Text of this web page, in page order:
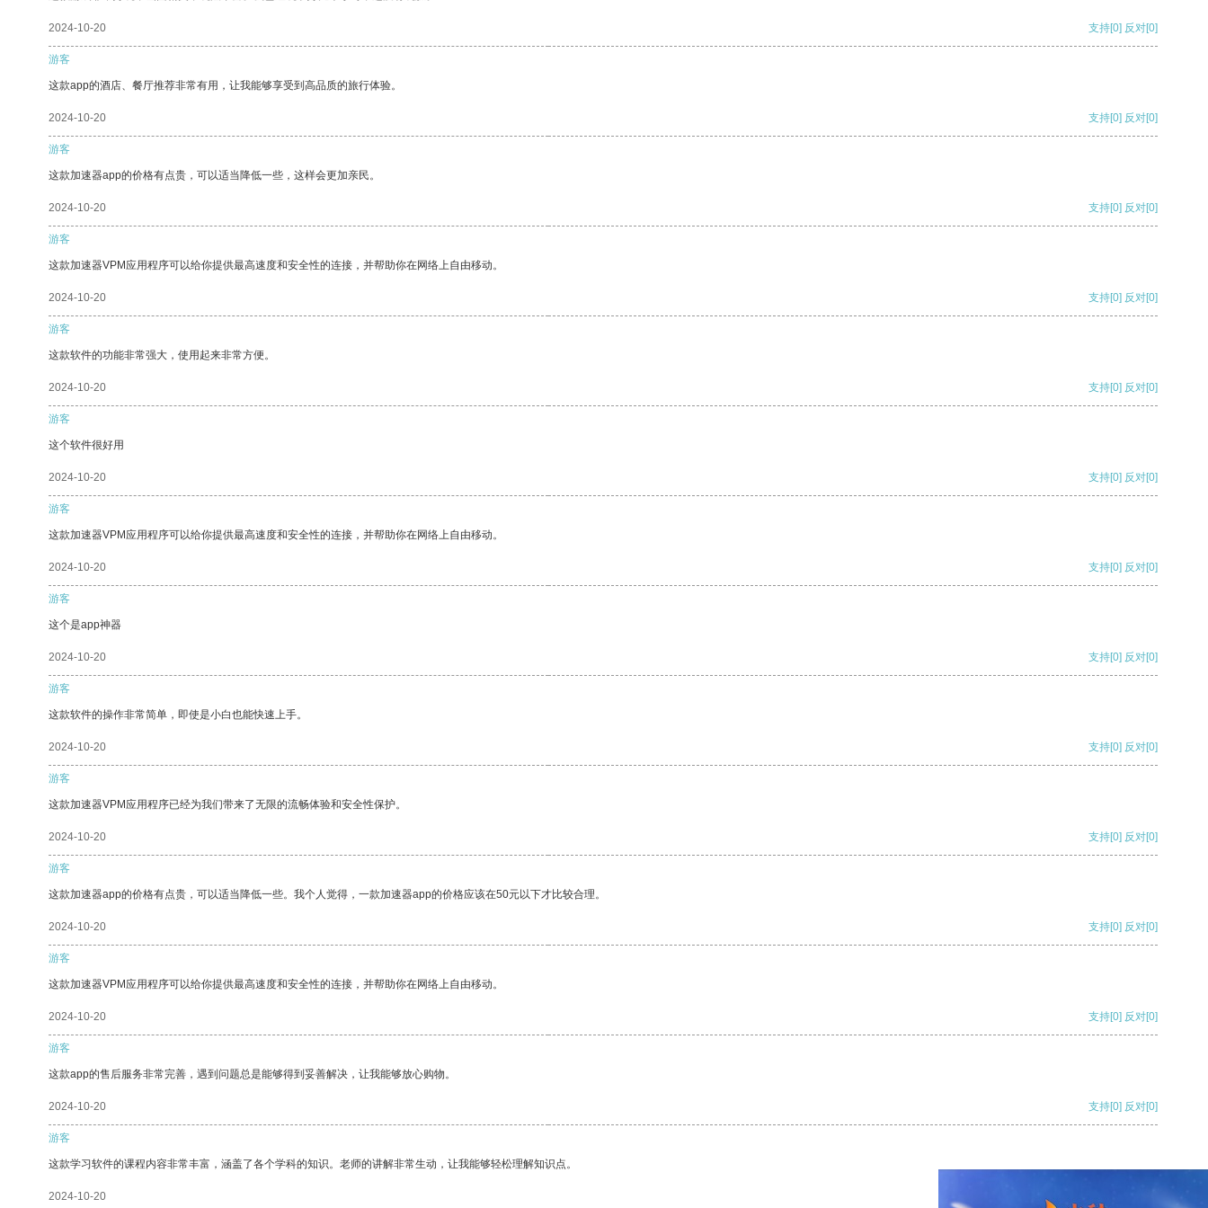
2024-10-20 支持[0] 反对[0]
游客
这款app的酒店、餐厅推荐非常有用，让我能够享受到高品质的旅行体验。
2024-10-20 支持[0] 反对[0]
游客
这款加速器app的价格有点贵，可以适当降低一些，这样会更加亲民。
2024-10-20 支持[0] 反对[0]
游客
这款加速器VPM应用程序可以给你提供最高速度和安全性的连接，并帮助你在网络上自由移动。
2024-10-20 支持[0] 反对[0]
游客
这款软件的功能非常强大，使用起来非常方便。
2024-10-20 支持[0] 反对[0]
游客
这个软件很好用
2024-10-20 支持[0] 反对[0]
游客
这款加速器VPM应用程序可以给你提供最高速度和安全性的连接，并帮助你在网络上自由移动。
2024-10-20 支持[0] 反对[0]
游客
这个是app神器
2024-10-20 支持[0] 反对[0]
游客
这款软件的操作非常简单，即使是小白也能快速上手。
2024-10-20 支持[0] 反对[0]
游客
这款加速器VPM应用程序已经为我们带来了无限的流畅体验和安全性保护。
2024-10-20 支持[0] 反对[0]
游客
这款加速器app的价格有点贵，可以适当降低一些。我个人觉得，一款加速器app的价格应该在50元以下才比较合理。
2024-10-20 支持[0] 反对[0]
游客
这款加速器VPM应用程序可以给你提供最高速度和安全性的连接，并帮助你在网络上自由移动。
2024-10-20 支持[0] 反对[0]
游客
这款app的售后服务非常完善，遇到问题总是能够得到妥善解决，让我能够放心购物。
2024-10-20 支持[0] 反对[0]
游客
这款学习软件的课程内容非常丰富，涵盖了各个学科的知识。老师的讲解非常生动，让我能够轻松理解知识点。
2024-10-20